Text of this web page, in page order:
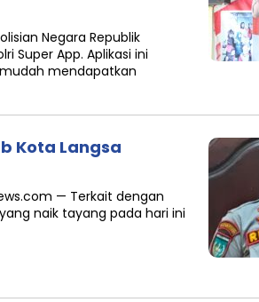
Negara Republik
Super App. Aplikasi ini
mendapatkan
Kota Langsa
— Terkait dengan
naik tayang pada hari ini